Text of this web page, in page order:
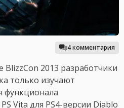
4 комментария
2013 разработчики
только изучают
функционала
Vita для PS4-версии Diablo